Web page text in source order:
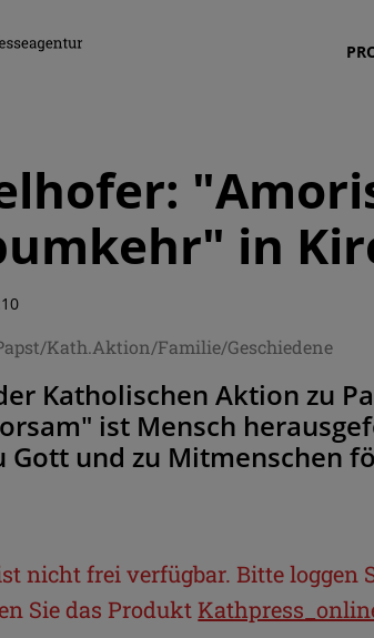
in
Kath.Aktion/Familie/Geschiedene
Katholischen Aktion zu
ist Mensch
Gott und zu Mitmenschen
nicht frei verfügbar. Bitte loggen
Sie das Produkt